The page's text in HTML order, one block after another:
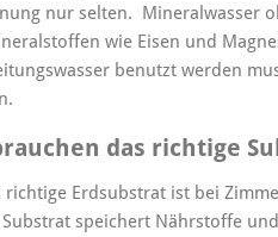
nur selten. Mineralwasser
wie Eisen und
benutzt werden
das richtige
richtige Erdsubstrat ist bei
speichert Nährstoffe